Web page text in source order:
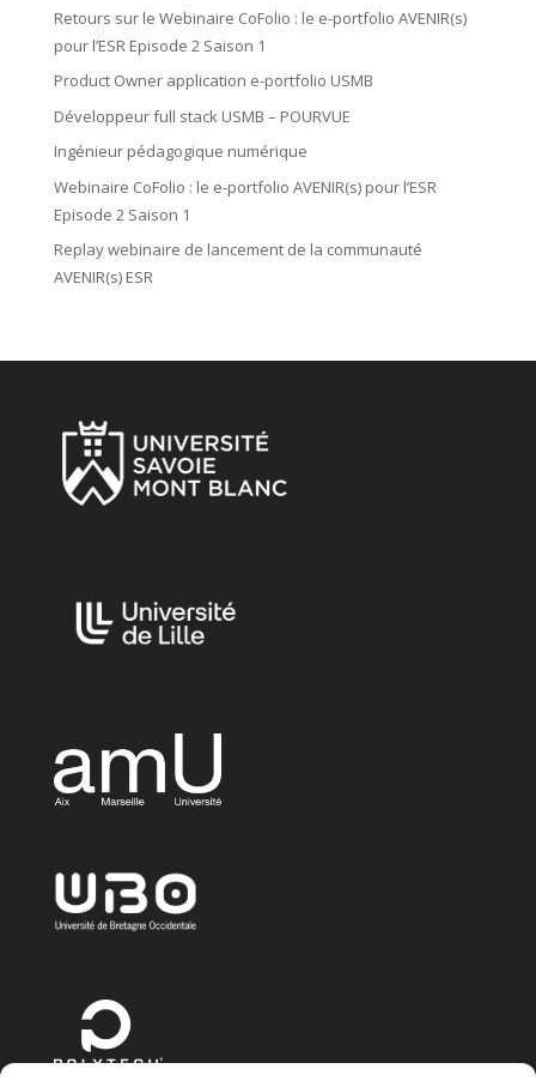
Retours sur le Webinaire CoFolio : le e-portfolio AVENIR(s)
pour l’ESR Episode 2 Saison 1
Product Owner application e-portfolio USMB
Développeur full stack USMB – POURVUE
Ingénieur pédagogique numérique
Webinaire CoFolio : le e-portfolio AVENIR(s) pour l’ESR
Episode 2 Saison 1
Replay webinaire de lancement de la communauté
AVENIR(s) ESR